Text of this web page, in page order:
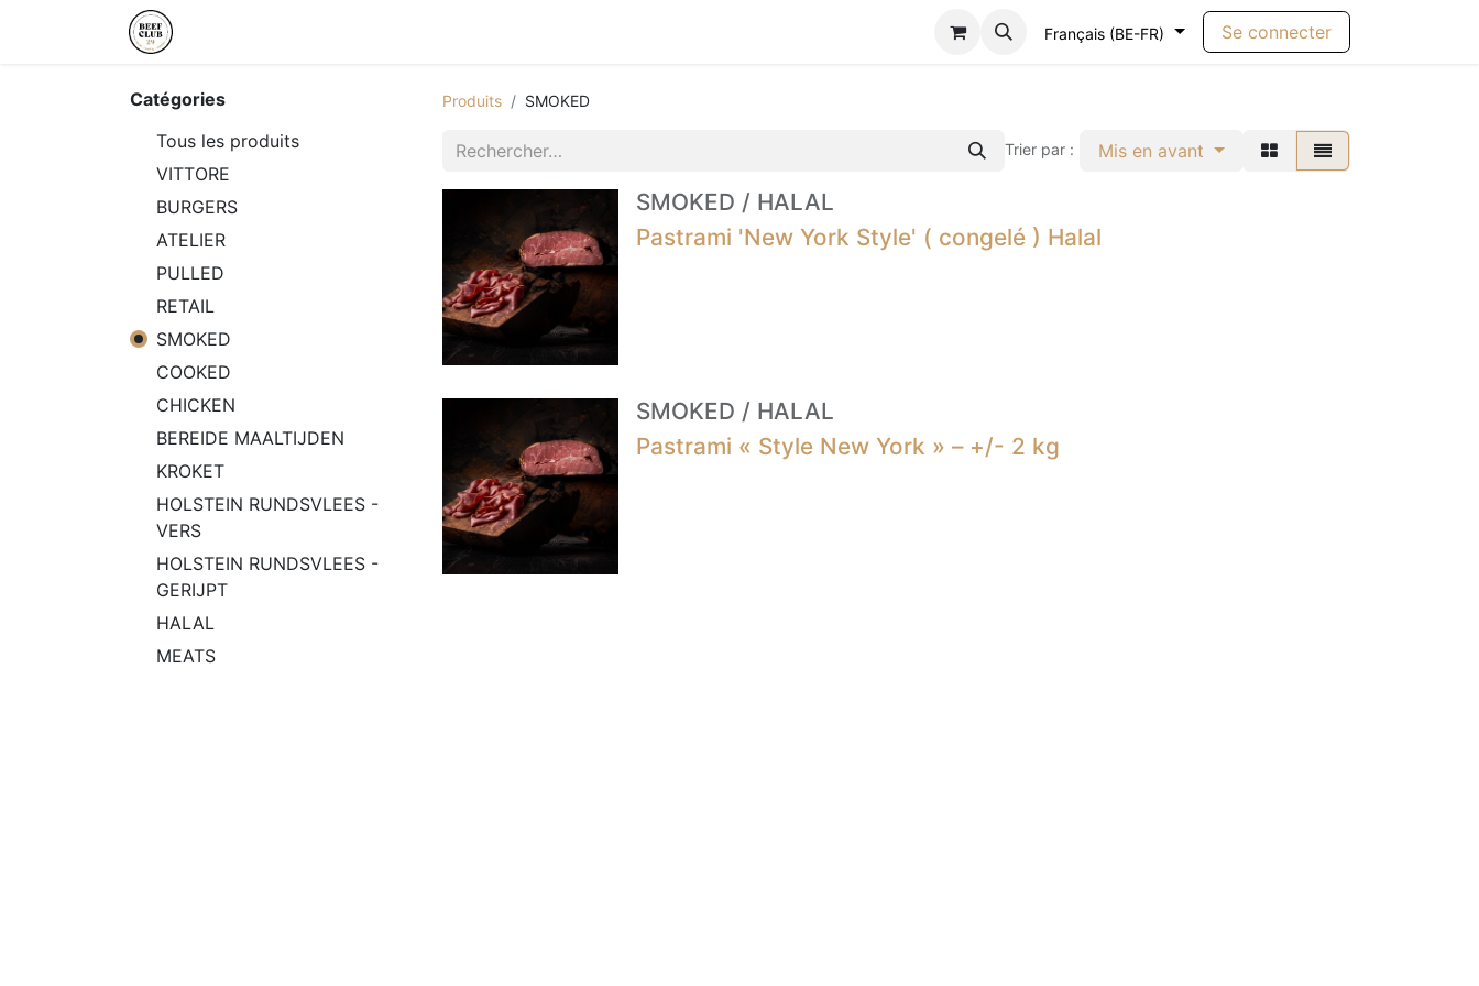
Français (BE-FR) Se connecter
Catégories
Tous les produits
VITTORE
BURGERS
ATELIER
PULLED
RETAIL
SMOKED
COOKED
CHICKEN
BEREIDE MAALTIJDEN
KROKET
HOLSTEIN RUNDSVLEES -
VERS
HOLSTEIN RUNDSVLEES -
GERIJPT
HALAL
MEATS
Produits SMOKED
Trier par : Mis en avant
SMOKED / HALAL
Pastrami 'New York Style' ( congelé ) Halal
SMOKED / HALAL
Pastrami « Style New York » – +/- 2 kg